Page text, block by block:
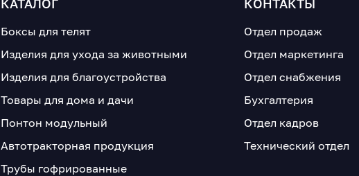
КАТАЛОГ
Боксы для телят
Изделия для ухода за животными
Изделия для благоустройства
Товары для дома и дачи
Понтон модульный
Автотракторная продукция
Трубы гофрированные
КОНТАКТЫ
Отдел продаж
Отдел маркетинга
Отдел снабжения
Бухгалтерия
Отдел кадров
Технический отдел